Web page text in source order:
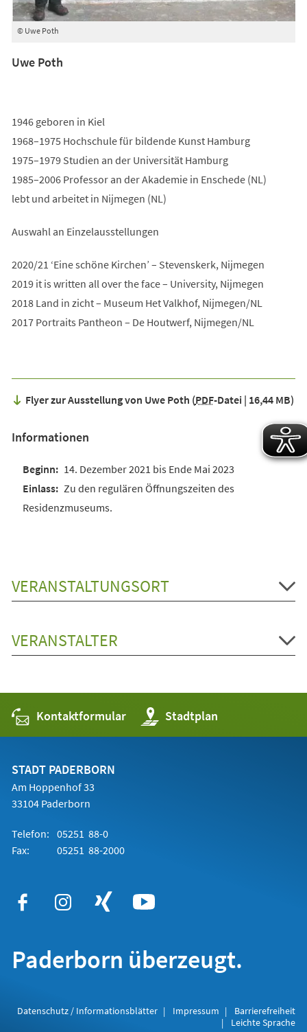
© Uwe Poth
Uwe Poth
1946 geboren in Kiel
1968–1975 Hochschule für bildende Kunst Hamburg
1975–1979 Studien an der Universität Hamburg
1985–2006 Professor an der Akademie in Enschede (NL)
lebt und arbeitet in Nijmegen (NL)
Auswahl an Einzelausstellungen
2020/21 ‘Eine schöne Kirchen’ – Stevenskerk, Nijmegen
2019 it is written all over the face – University, Nijmegen
2018 Land in zicht – Museum Het Valkhof, Nijmegen/NL
2017 Portraits Pantheon – De Houtwerf, Nijmegen/NL
Flyer zur Ausstellung von Uwe Poth PDF-Datei 16,44 MB
Informationen
14. Dezember 2021 bis Ende Mai 2023
Zu den regulären Öffnungszeiten des
Residenzmuseums.
VERANSTALTUNGSORT
VERANSTALTER
Kontaktformular Stadtplan
(Öffnet
in
einem
STADT PADERBORN
Am Hoppenhof 33
33104 Paderborn
Telefon: 05251 88-0
Fax:
05251 88-2000
Paderborn überzeugt.
Datenschutz / Informationsblätter Impressum
Barrierefreiheit
Leichte Sprache